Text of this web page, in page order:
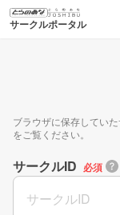
サークルポータル
ブラウザに保存してい
をご覧ください。
サークルID 必須